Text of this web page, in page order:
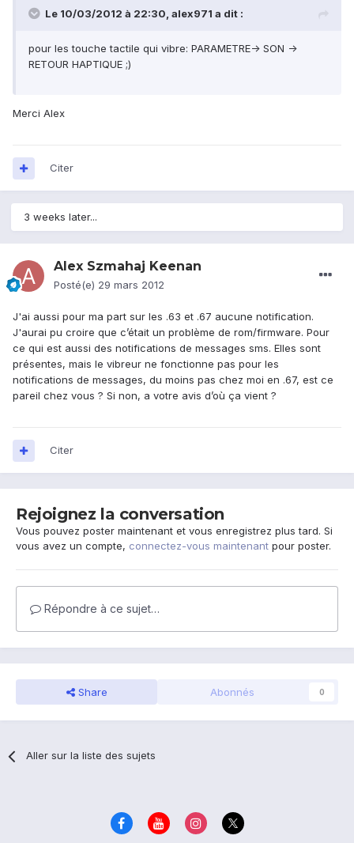
Le 10/03/2012 à 22:30, alex971 a dit :
pour les touche tactile qui vibre: PARAMETRE-> SON ->
RETOUR HAPTIQUE ;)
Merci Alex
Citer
3 weeks later...
Alex Szmahaj Keenan
Posté(e) 29 mars 2012
J'ai aussi pour ma part sur les .63 et .67 aucune notification.
J'aurai pu croire que c’était un problème de rom/firmware. Pour
ce qui est aussi des notifications de messages sms. Elles sont
présentes, mais le vibreur ne fonctionne pas pour les
notifications de messages, du moins pas chez moi en .67, est ce
pareil chez vous ? Si non, a votre avis d’où ça vient ?
Citer
Rejoignez la conversation
Vous pouvez poster maintenant et vous enregistrez plus tard. Si
vous avez un compte, connectez-vous maintenant pour poster.
Répondre à ce sujet…
Share Abonnés 0
Aller sur la liste des sujets